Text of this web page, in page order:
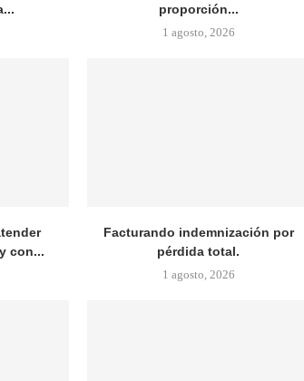
proporción...
1 agosto, 2026
con...
Facturando indemnización por
pérdida total.
1 agosto, 2026